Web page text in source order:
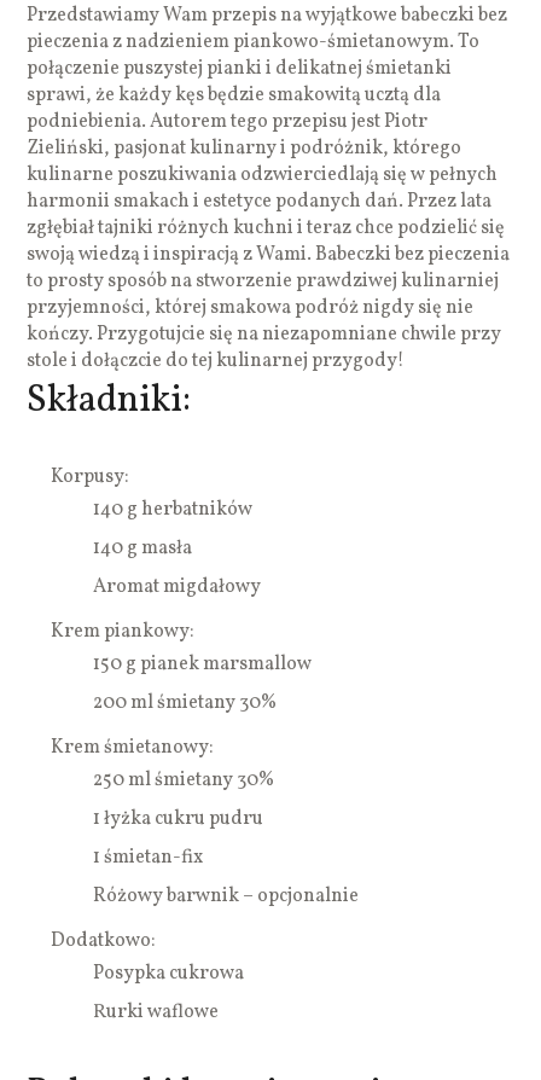
Przedstawiamy Wam przepis na wyjątkowe babeczki bez
pieczenia z nadzieniem piankowo-śmietanowym. To
połączenie puszystej pianki i delikatnej śmietanki
sprawi, że każdy kęs będzie smakowitą ucztą dla
podniebienia. Autorem tego przepisu jest Piotr
Zieliński, pasjonat kulinarny i podróżnik, którego
kulinarne poszukiwania odzwierciedlają się w pełnych
harmonii smakach i estetyce podanych dań. Przez lata
zgłębiał tajniki różnych kuchni i teraz chce podzielić się
swoją wiedzą i inspiracją z Wami. Babeczki bez pieczenia
to prosty sposób na stworzenie prawdziwej kulinarniej
przyjemności, której smakowa podróż nigdy się nie
kończy. Przygotujcie się na niezapomniane chwile przy
stole i dołączcie do tej kulinarnej przygody!
Składniki:
Korpusy:
140 g herbatników
140 g masła
Aromat migdałowy
Krem piankowy:
150 g pianek marsmallow
200 ml śmietany 30%
Krem śmietanowy:
250 ml śmietany 30%
1 łyżka cukru pudru
1 śmietan-fix
Różowy barwnik – opcjonalnie
Dodatkowo:
Posypka cukrowa
Rurki waflowe